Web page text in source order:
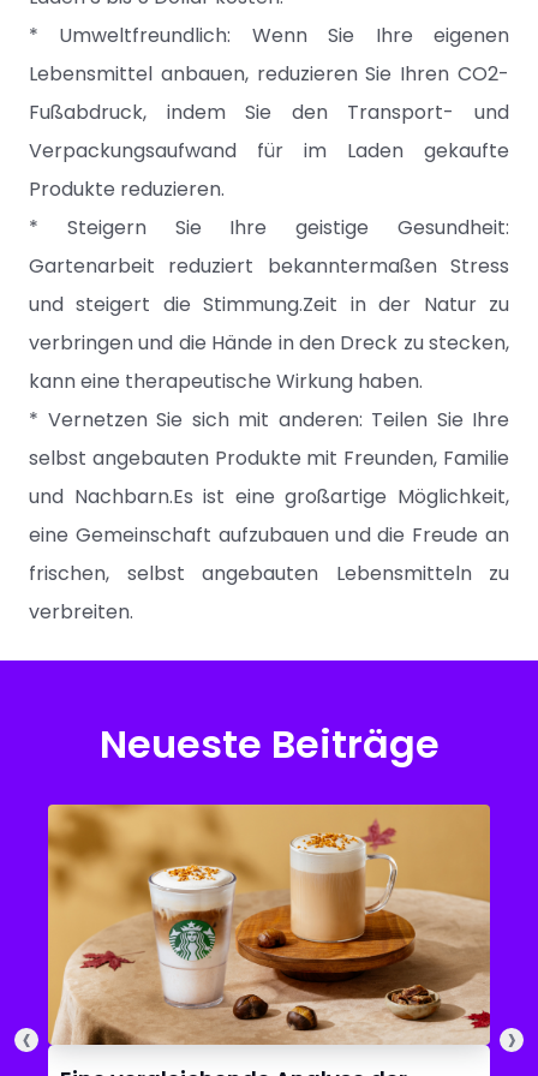
* Umweltfreundlich: Wenn Sie Ihre eigenen
Lebensmittel anbauen, reduzieren Sie Ihren CO2-
Fußabdruck, indem Sie den Transport- und
Verpackungsaufwand für im Laden gekaufte
Produkte reduzieren.
* Steigern Sie Ihre geistige Gesundheit:
Gartenarbeit reduziert bekanntermaßen Stress
und steigert die Stimmung.Zeit in der Natur zu
verbringen und die Hände in den Dreck zu stecken,
kann eine therapeutische Wirkung haben.
* Vernetzen Sie sich mit anderen: Teilen Sie Ihre
selbst angebauten Produkte mit Freunden, Familie
und Nachbarn.Es ist eine großartige Möglichkeit,
eine Gemeinschaft aufzubauen und die Freude an
frischen, selbst angebauten Lebensmitteln zu
verbreiten.
Neueste Beiträge
‹ ›